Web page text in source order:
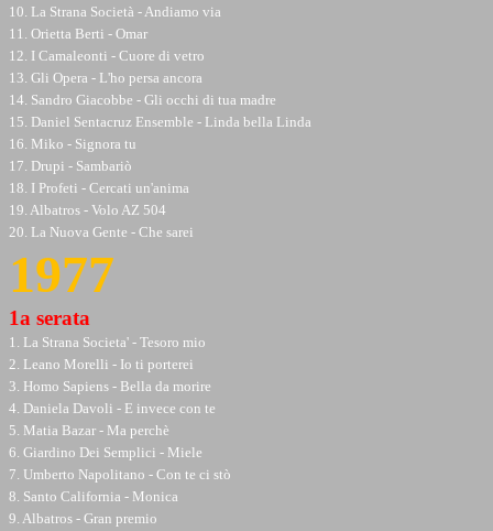
10. La Strana Società - Andiamo via
11. Orietta Berti - Omar
12. I Camaleonti - Cuore di vetro
13. Gli Opera - L'ho persa ancora
14. Sandro Giacobbe - Gli occhi di tua madre
15. Daniel Sentacruz Ensemble - Linda bella Linda
16. Miko - Signora tu
17. Drupi - Sambariò
18. I Profeti - Cercati un'anima
19. Albatros - Volo AZ 504
20. La Nuova Gente - Che sarei
1977
1a serata
1. La Strana Societa' - Tesoro mio
2. Leano Morelli - Io ti porterei
3. Homo Sapiens - Bella da morire
4. Daniela Davoli - E invece con te
5. Matia Bazar - Ma perchè
6. Giardino Dei Semplici - Miele
7. Umberto Napolitano - Con te ci stò
8. Santo California - Monica
9. Albatros - Gran premio